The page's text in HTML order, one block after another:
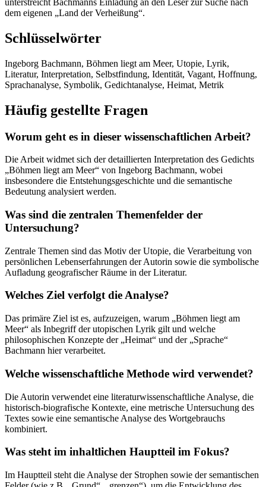
unterstreicht Bachmanns Einladung an den Leser zur Suche nach
dem eigenen „Land der Verheißung“.
Schlüsselwörter
Ingeborg Bachmann, Böhmen liegt am Meer, Utopie, Lyrik,
Literatur, Interpretation, Selbstfindung, Identität, Vagant, Hoffnung,
Sprachanalyse, Symbolik, Gedichtanalyse, Heimat, Metrik
Häufig gestellte Fragen
Worum geht es in dieser wissenschaftlichen Arbeit?
Die Arbeit widmet sich der detaillierten Interpretation des Gedichts
„Böhmen liegt am Meer“ von Ingeborg Bachmann, wobei
insbesondere die Entstehungsgeschichte und die semantische
Bedeutung analysiert werden.
Was sind die zentralen Themenfelder der
Untersuchung?
Zentrale Themen sind das Motiv der Utopie, die Verarbeitung von
persönlichen Lebenserfahrungen der Autorin sowie die symbolische
Aufladung geografischer Räume in der Literatur.
Welches Ziel verfolgt die Analyse?
Das primäre Ziel ist es, aufzuzeigen, warum „Böhmen liegt am
Meer“ als Inbegriff der utopischen Lyrik gilt und welche
philosophischen Konzepte der „Heimat“ und der „Sprache“
Bachmann hier verarbeitet.
Welche wissenschaftliche Methode wird verwendet?
Die Autorin verwendet eine literaturwissenschaftliche Analyse, die
historisch-biografische Kontexte, eine metrische Untersuchung des
Textes sowie eine semantische Analyse des Wortgebrauchs
kombiniert.
Was steht im inhaltlichen Hauptteil im Fokus?
Im Hauptteil steht die Analyse der Strophen sowie der semantischen